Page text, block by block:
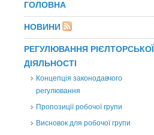
ГОЛОВНА
НОВИНИ
РЕГУЛЮВАННЯ РІЄЛТОРСЬКОЇ
ДІЯЛЬНОСТІ
Концепція законодавчого
регулювання
Пропозиції робочої групи
Висновок для робочої групи